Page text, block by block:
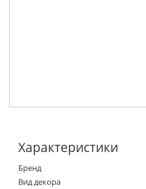
Характеристики
Бренд
Вид декора